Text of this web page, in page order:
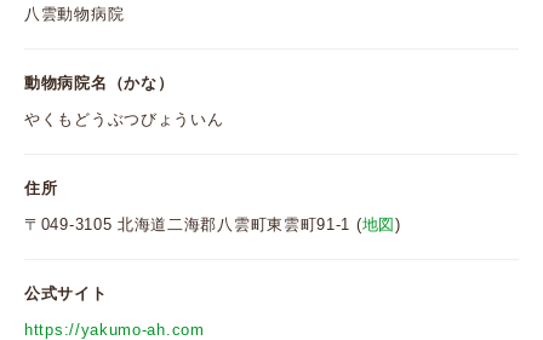
八雲動物病院
動物病院名（かな）
やくもどうぶつびょういん
住所
〒049-3105 北海道二海郡八雲町東雲町91-1 (地図)
公式サイト
https://yakumo-ah.com